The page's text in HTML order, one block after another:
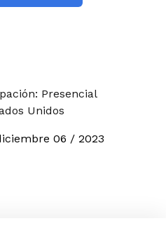
Presencial
Unidos
06 / 2023